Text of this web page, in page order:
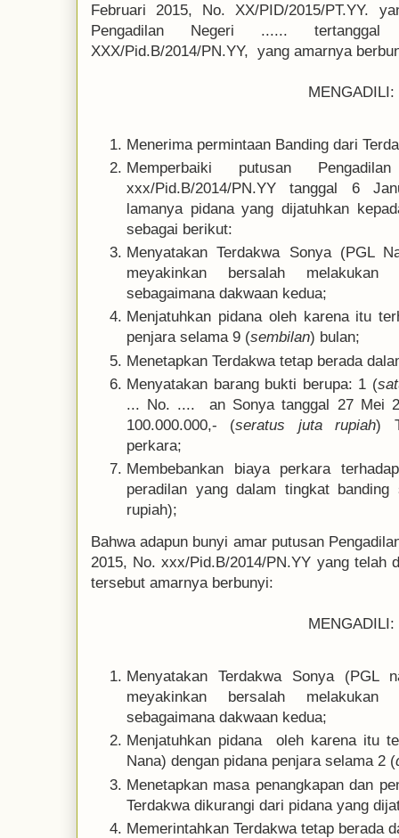
Februari 2015, No. XX/PID/2015/PT.YY.
Pengadilan Negeri ......
XXX/Pid.B/2014/PN.YY, yang amarnya
MENGADILI:
Menerima permintaan Banding dari
Memperbaiki putusan
xxx/Pid.B/2014/PN.YY tanggal 6
lamanya pidana yang dijatuhkan
sebagai berikut:
Menyatakan Terdakwa Sonya (PGL
meyakinkan bersalah melakukan
sebagaimana dakwaan kedua;
Menjatuhkan pidana oleh karena itu
penjara selama 9 (sembilan) bulan;
Menetapkan Terdakwa tetap berada
Menyatakan barang bukti berupa: 1 (
... No. .... an Sonya tanggal 27 Mei
100.000.000,- (seratus juta rupiah)
perkara;
Membebankan biaya perkara
peradilan yang dalam tingkat
rupiah);
Bahwa adapun bunyi amar putusan
2015, No. xxx/Pid.B/2014/PN.YY yang telah
tersebut amarnya berbunyi:
MENGADILI:
Menyatakan Terdakwa Sonya (PGL
meyakinkan bersalah melakukan
sebagaimana dakwaan kedua;
Menjatuhkan pidana oleh karena itu
Nana) dengan pidana penjara selama 2 (
Menetapkan masa penangkapan dan
Terdakwa dikurangi dari pidana yang
Memerintahkan Terdakwa tetap berada